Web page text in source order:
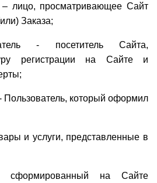
– лицо, просматривающее Сайт
Заказа;
- посетитель Сайта,
регистрации на Сайте и
Пользователь, который оформил
и услуги, представленные в
на Сайте